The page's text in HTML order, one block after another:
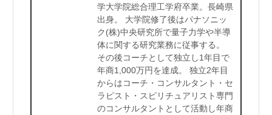
学大学院総合理工学府卒業。長崎県
出身。 大学院修了後はパナソニッ
ク(株)中央研究所で量子力学や半導
体に関する研究業務に従事する。
その後コーチとして独立し1年目で
年商1,000万円を達成。 独立2年目
からはコーチ・コンサルタント・セ
ラピスト・スピリチュアリスト専門
のコンサルタントとして活動し年商